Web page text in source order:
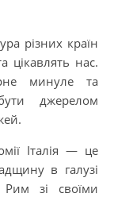
цікавлять нас.
минуле та
джерелом
Італія — ​​це
в галузі
Рим зі своїми